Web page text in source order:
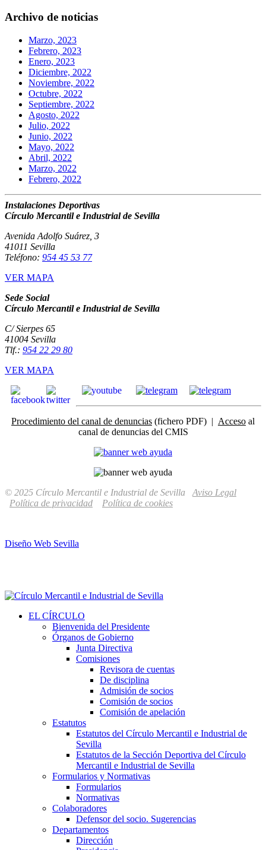
Archivo de noticias
Marzo, 2023
Febrero, 2023
Enero, 2023
Diciembre, 2022
Noviembre, 2022
Octubre, 2022
Septiembre, 2022
Agosto, 2022
Julio, 2022
Junio, 2022
Mayo, 2022
Abril, 2022
Marzo, 2022
Febrero, 2022
Instalaciones Deportivas
Círculo Mercantil e Industrial de Sevilla
Avenida Adolfo Suárez, 3
41011 Sevilla
Teléfono: 954 45 53 77
VER MAPA
Sede Social
Círculo Mercantil e Industrial de Sevilla
C/ Sierpes 65
41004 Sevilla
Tlf.: 954 22 29 80
VER MAPA
Procedimiento del canal de denuncias (fichero PDF) | Acceso al
canal de denuncias del CMIS
© 2025 Círculo Mercantil e Industrial de Sevilla Aviso Legal
Política de privacidad
Política de cookies
Diseño Web Sevilla
EL CÍRCULO
Bienvenida del Presidente
Órganos de Gobierno
Junta Directiva
Comisiones
Revisora de cuentas
De disciplina
Admisión de socios
Comisión de socios
Comisión de apelación
Estatutos
Estatutos del Círculo Mercantil e Industrial de
Sevilla
Estatutos de la Sección Deportiva del Círculo
Mercantil e Industrial de Sevilla
Formularios y Normativas
Formularios
Normativas
Colaboradores
Defensor del socio. Sugerencias
Departamentos
Dirección